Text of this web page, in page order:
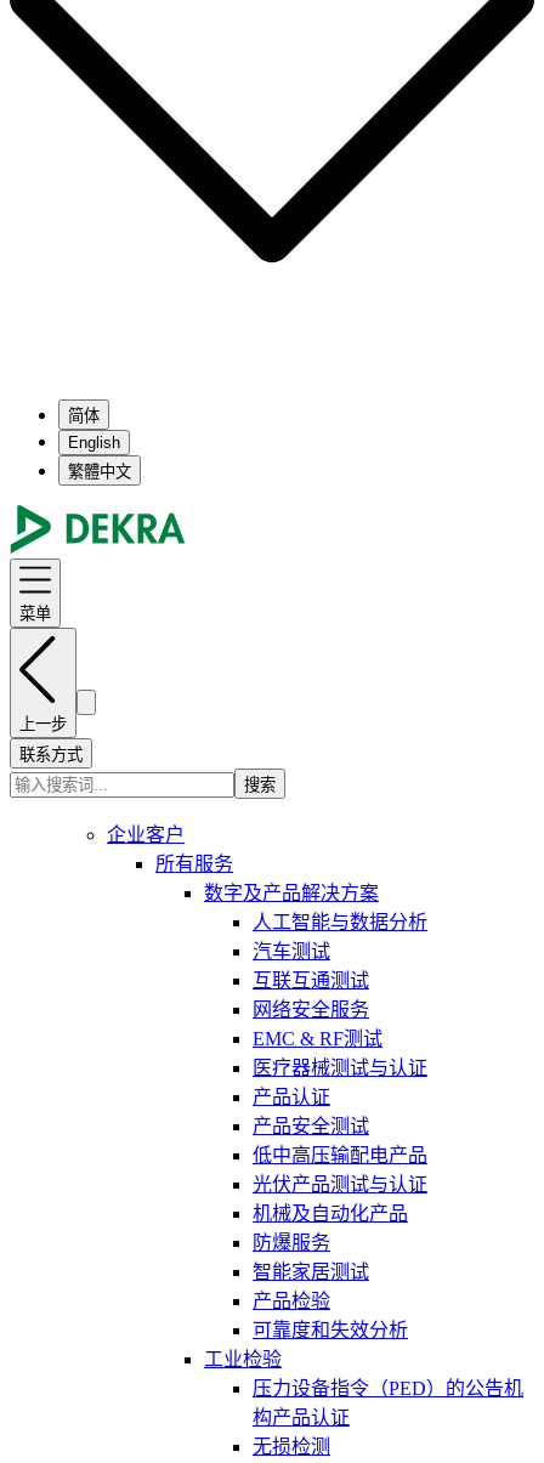
简体
English
繁體中文
菜单
上一步
联系方式
搜索
企业客户
所有服务
数字及产品解决方案
人工智能与数据分析
汽车测试
互联互通测试
网络安全服务
EMC & RF测试
医疗器械测试与认证
产品认证
产品安全测试
低中高压输配电产品
光伏产品测试与认证
机械及自动化产品
防爆服务
智能家居测试
产品检验
可靠度和失效分析
工业检验
压力设备指令（PED）的公告机
构产品认证
无损检测